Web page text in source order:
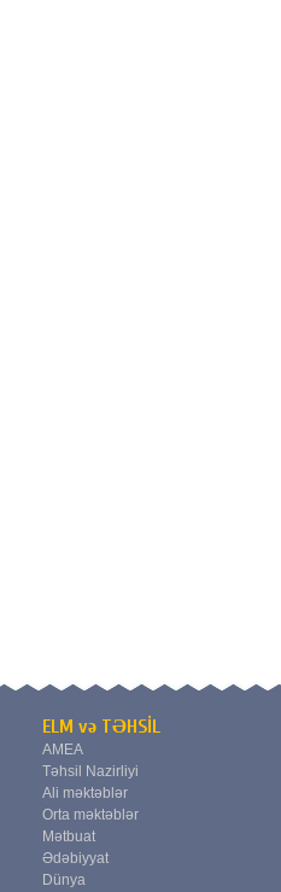
ELM və TƏHSİL
AMEA
Təhsil Nazirliyi
Ali məktəblər
Orta məktəblər
Mətbuat
Ədəbiyyat
Dünya